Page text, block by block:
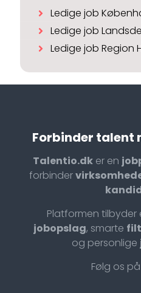
Ledige job
Ledige job
Ledige job Region
Forbinder talent
Talentio.dker en
forbinder
Platformen
jobopslag, smarte
og personlige
Følg os på